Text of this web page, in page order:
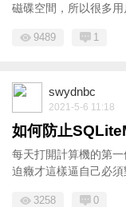
磁碟空間，所以很多用
9489 1
swydnbc
2021-5-6 11:18
如何防止
每天打開計算機的第
迫癥才這樣逼自己必須
3258 0